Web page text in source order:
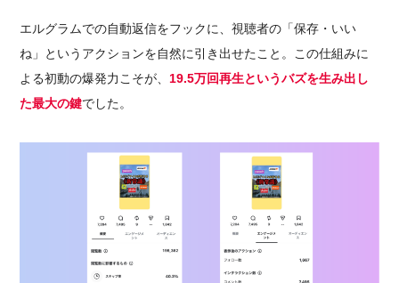
エルグラムでの自動返信をフックに、視聴者の「保存・いい
ね」というアクションを自然に引き出せたこと。この仕組みに
よる初動の爆発力こそが、 19.5万回再生というバズを生み出し
た最大の鍵でした。